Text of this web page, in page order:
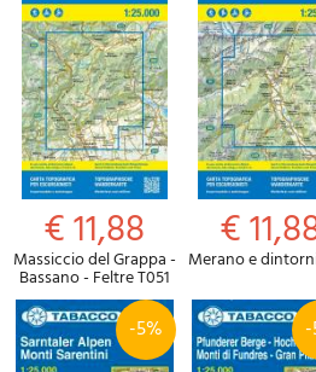
€ 11,88
Massiccio del Grappa -
Bassano - Feltre T051
€
Merano e
-5%